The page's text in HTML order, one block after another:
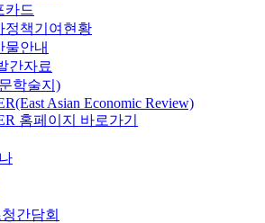
카드
정책기여현황
물안내
간자료
학술지)
Asian Economic Review)
홈페이지 바로가기
간담회